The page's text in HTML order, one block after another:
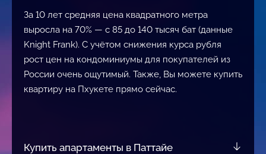
За 10 лет средняя цена квадратного метра
выросла на 70% — с 85 до 140 тысяч бат (данные
Knight Frank). С учётом снижения курса рубля
рост цен на кондоминиумы для покупателей из
России очень ощутимый. Также, Вы можете купить
квартиру на Пхукете прямо сейчас.
Купить апартаменты в Паттайе